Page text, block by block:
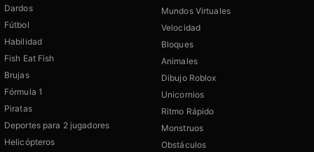
Dardos
Fútbol
Habilidad
Fish Eat Fish
Brujas
Fórmula 1
Piratas
Deportes para 2 jugadores
Helicópteros
Mundos Virtuales
Velocidad
Bloques
Animales
Dibujo Roblox
Unicornios
Ritmo Rápido
Monstruos
Obstáculos